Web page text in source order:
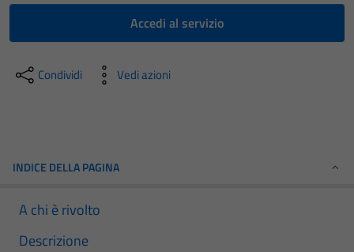
Accedi al servizio
Condividi Vedi azioni
INDICE DELLA PAGINA
A chi è rivolto
Descrizione